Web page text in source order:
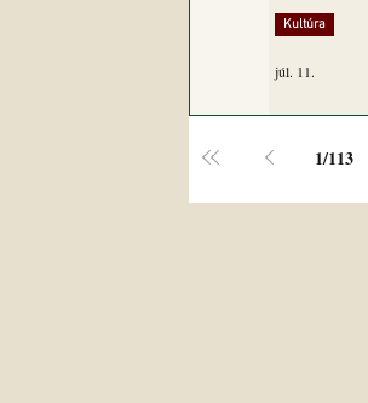
Kultúra
júl. 11.
1/113